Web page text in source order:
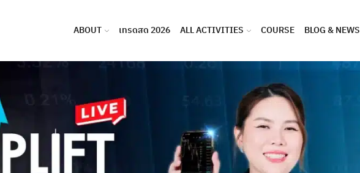
ABOUT เทรดสด 2026 ALL ACTIVITIES COURSE BLOG & NEWS